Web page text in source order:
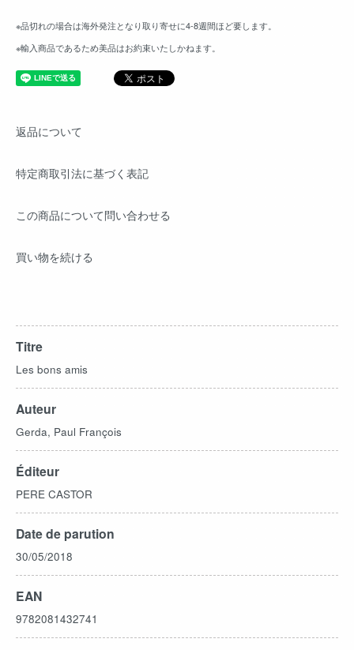
※品切れの場合は海外発注となり取り寄せに4-8週間ほど要します。
※輸入商品であるため美品はお約束いたしかねます。
返品について
特定商取引法に基づく表記
この商品について問い合わせる
買い物を続ける
Titre
Les bons amis
Auteur
Gerda, Paul François
Éditeur
PERE CASTOR
Date de parution
30/05/2018
EAN
9782081432741